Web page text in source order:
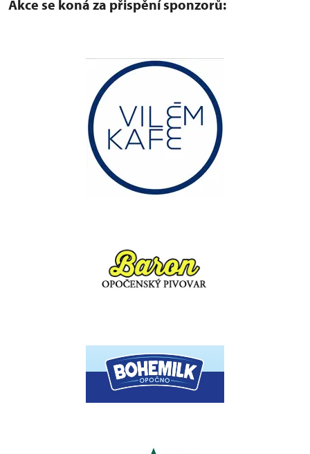
Akce se koná za přispění sponzorů: